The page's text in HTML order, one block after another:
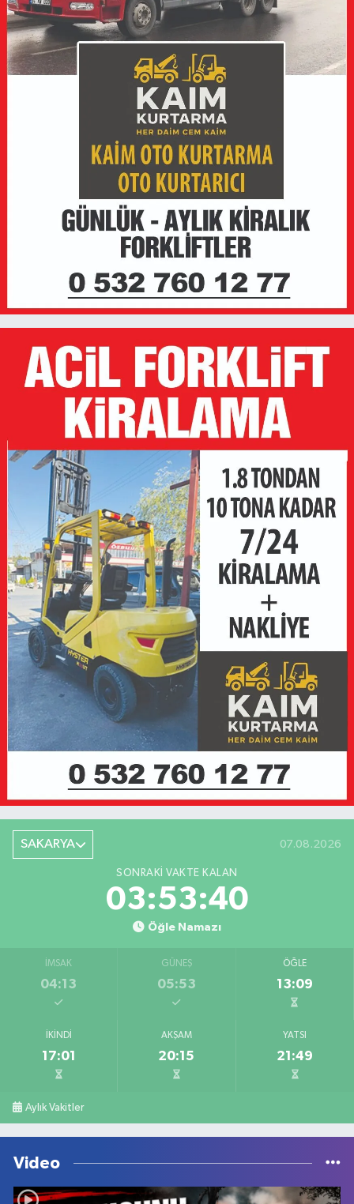
SAKARYA 07.08.2026
SONRAKI VAKTE KALAN
03:53:40
Öğle Namazı
İMSAK
04:13
GÜNEŞ
05:53
ÖĞLE
13:09
İKINDI
17:01
AKŞAM
20:15
YATSI
21:49
Aylık Vakitler
Video